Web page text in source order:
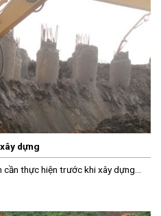
dựng
thực hiện trước khi xây dựng...